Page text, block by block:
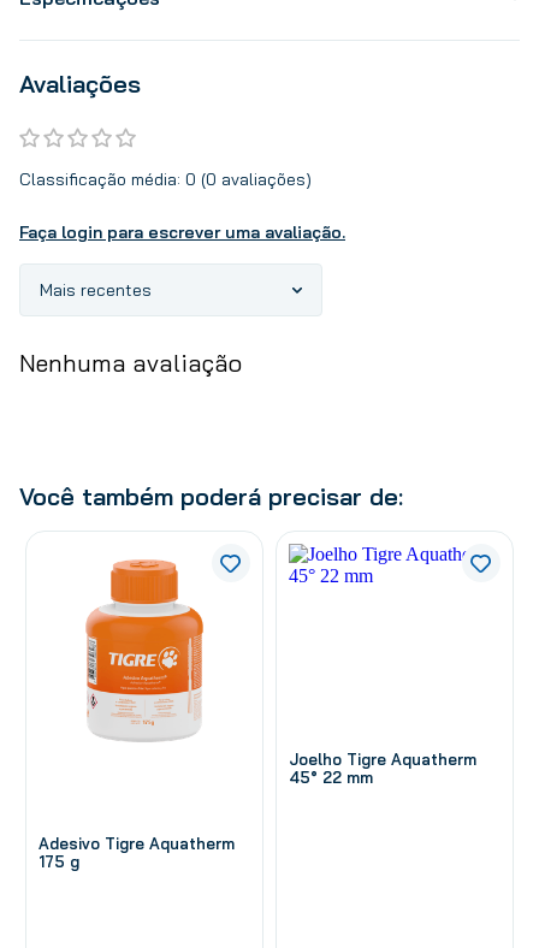
Avaliações
Classificação média: 0 (0 avaliações)
Faça login para escrever uma avaliação.
Mais recentes
Nenhuma avaliação
Você também poderá precisar de:
Adesivo Tigre Aquatherm
175 g
Joelho Tigre Aquatherm
45° 22 mm